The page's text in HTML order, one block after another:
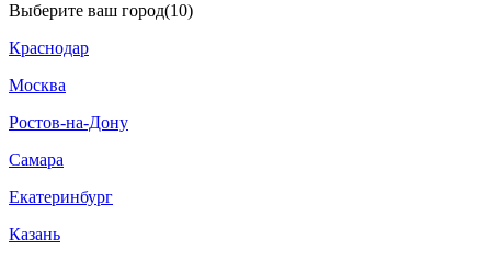
Выберите ваш город(10)
Краснодар
Москва
Ростов-на-Дону
Самара
Екатеринбург
Казань